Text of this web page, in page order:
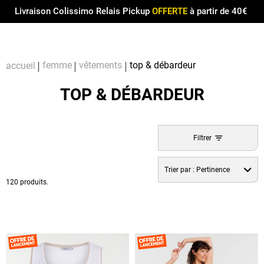
Livraison Colissimo Relais Pickup OFFERTEà partir de 40€
accueil femme vêtements top & débardeur
TOP & DÉBARDEUR
120 produits.
Filtrer
Trier par : Pertinence